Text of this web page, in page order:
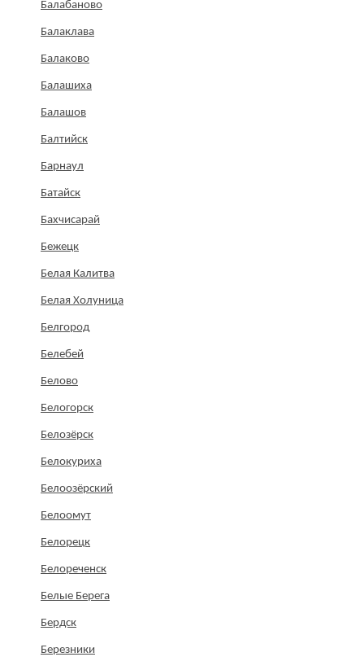
Балабаново
Балаклава
Балаково
Балашиха
Балашов
Балтийск
Барнаул
Батайск
Бахчисарай
Бежецк
Белая Калитва
Белая Холуница
Белгород
Белебей
Белово
Белогорск
Белозёрск
Белокуриха
Белоозёрский
Белоомут
Белорецк
Белореченск
Белые Берега
Бердск
Березники